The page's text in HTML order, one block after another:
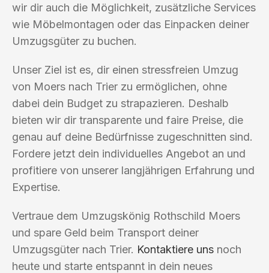
wir dir auch die Möglichkeit, zusätzliche Services
wie Möbelmontagen oder das Einpacken deiner
Umzugsgüter zu buchen.
Unser Ziel ist es, dir einen stressfreien Umzug
von Moers nach Trier zu ermöglichen, ohne
dabei dein Budget zu strapazieren. Deshalb
bieten wir dir transparente und faire Preise, die
genau auf deine Bedürfnisse zugeschnitten sind.
Fordere jetzt dein individuelles Angebot an und
profitiere von unserer langjährigen Erfahrung und
Expertise.
Vertraue dem Umzugskönig Rothschild Moers
und spare Geld beim Transport deiner
Umzugsgüter nach Trier. Kontaktiere uns noch
heute und starte entspannt in dein neues